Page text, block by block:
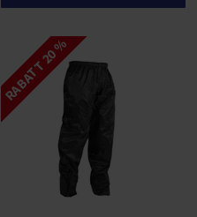
RABATT 20 %